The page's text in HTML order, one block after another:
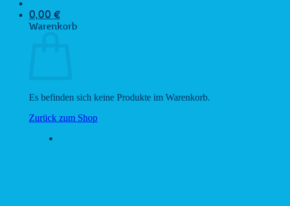
0,00 €
Warenkorb
Es befinden sich keine Produkte im Warenkorb.
Zurück zum Shop